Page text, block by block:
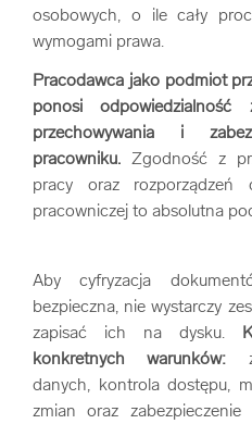
osobowych, o ile cały
wymogami prawa.
Pracodawca jako podmiot
ponosi odpowiedzialność
przechowywania i
pracowniku. Zgodność z
pracy oraz rozporządzeń
pracowniczej to absolutna
Aby cyfryzacja
bezpieczna, nie wystarczy
zapisać ich na dysku.
konkretnych warunków:
danych, kontrola dostępu,
zmian oraz